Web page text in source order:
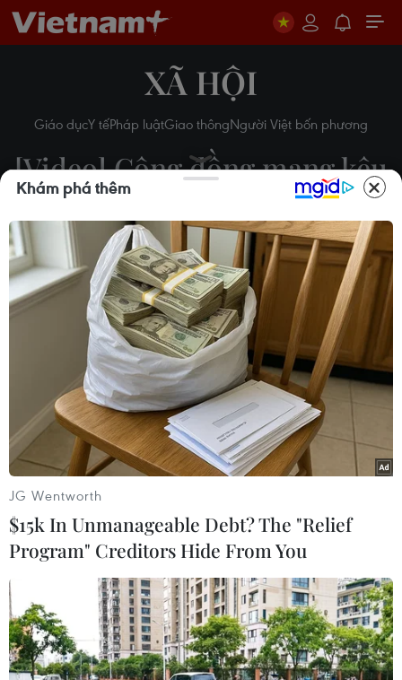
XÃ HỘI
Giáo dụcY tếPháp luậtGiao thôngNgười Việt bốn phương
[Video] Cộng đồng mạng kêu
gọi giải cứu nông sản cho bà
con vùng dịch
23/02/2021 03:00
Theo dõi VietnamPlus
Thông qua mạng xã hội, người dân ở nhiều địa
phương đang tích cực kêu gọi giải cứu nông sản
gặp khó trong tiêu thụ cho nông dân những vùng
dịch COVID-19.
Play
Khám phá thêm
JG Wentworth
$15k In Unmanageable Debt? The "Relief
Program" Creditors Hide From You